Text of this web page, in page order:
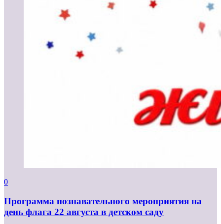
0
Программа познавательного мероприятия на
день флага 22 августа в детском саду